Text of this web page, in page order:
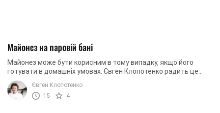
Майонез на паровій бані
Майонез може бути корисним в тому випадку, якщо його
готувати в домашніх умовах. Євген Клопотенко радить це
робити на пару. Соус стає однорідним, ...
Євген Клопотенко
15
4